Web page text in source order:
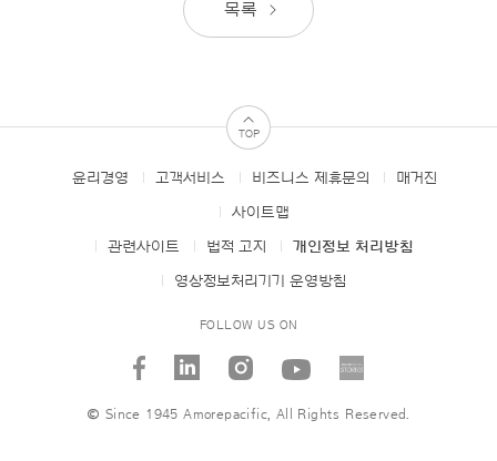
목록
TOP
FOOTER윤리경영 고객서비스 비즈니스 제휴문의 매거진
사이트맵
관련사이트 법적 고지 개인정보 처리방침
영상정보처리기기 운영방침
FOLLOW US ON
facebook
linked_in
instagram
youtube
© Since 1945 Amorepacific, All Rights Reserved.